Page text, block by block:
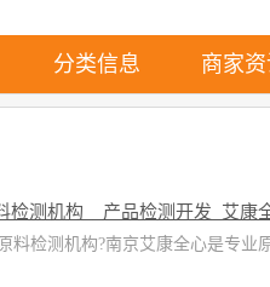
分类信息 商家
检测机构__产品检测开发_艾康
料检测机构?南京艾康全心是专业